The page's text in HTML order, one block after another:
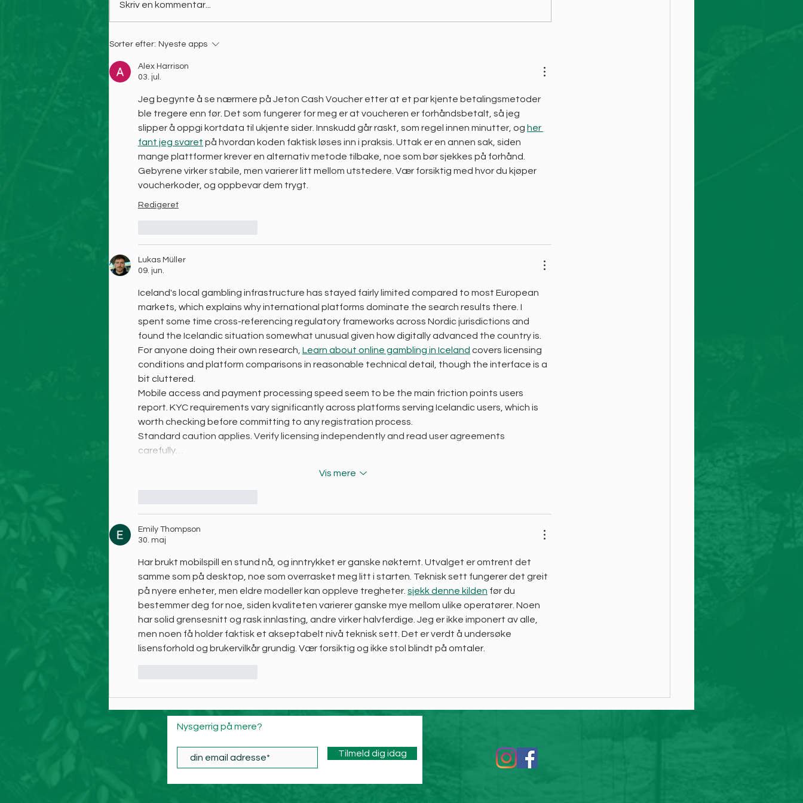
Skriv en kommentar...
Sorter efter: Nyeste apps
Alex Harrison
03. jul.
Jeg begynte å se nærmere på Jeton Cash Voucher etter at et par kjente betalingsmetoder
ble tregere enn før. Det som fungerer for meg er at voucheren er forhåndsbetalt, så jeg
slipper å oppgi kortdata til ukjente sider. Innskudd går raskt, som regel innen minutter, og her
fant jeg svaret på hvordan koden faktisk løses inn i praksis. Uttak er en annen sak, siden
mange plattformer krever en alternativ metode tilbake, noe som bør sjekkes på forhånd.
Gebyrene virker stabile, men varierer litt mellom utstedere. Vær forsiktig med hvor du kjøper
voucherkoder, og oppbevar dem trygt.
Redigeret
Lukas Müller
09. jun.
Iceland's local gambling infrastructure has stayed fairly limited compared to most European
markets, which explains why international platforms dominate the search results there. I
spent some time cross-referencing regulatory frameworks across Nordic jurisdictions and
found the Icelandic situation somewhat unusual given how digitally advanced the country is.
For anyone doing their own research, Learn about online gambling in Iceland covers licensing
conditions and platform comparisons in reasonable technical detail, though the interface is a
bit cluttered.
Mobile access and payment processing speed seem to be the main friction points users
report. KYC requirements vary significantly across platforms serving Icelandic users, which is
worth checking before committing to any registration process.
Standard caution applies. Verify licensing independently and read user agreements
carefully…
Vis mere
Emily Thompson
30. maj
Har brukt mobilspill en stund nå, og inntrykket er ganske nøkternt. Utvalget er omtrent det
samme som på desktop, noe som overrasket meg litt i starten. Teknisk sett fungerer det greit
på nyere enheter, men eldre modeller kan oppleve tregheter. sjekk denne kilden før du
bestemmer deg for noe, siden kvaliteten varierer ganske mye mellom ulike operatører. Noen
har solid grensesnitt og rask innlasting, andre virker halvferdige. Jeg er ikke imponert av alle,
men noen få holder faktisk et akseptabelt nivå teknisk sett. Det er verdt å undersøke
lisensforhold og brukervilkår grundig. Vær forsiktig og ikke stol blindt på omtaler.
Nysgerrig på mere?
Tilmeld dig idag